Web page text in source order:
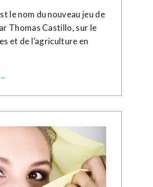
le nom du nouveau jeu de
Thomas Castillo, sur le
et de l’agriculture en